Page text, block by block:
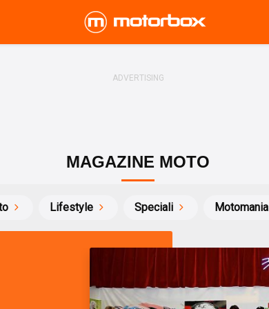
MAGAZINE MOTO
Lifestyle Speciali Motomania